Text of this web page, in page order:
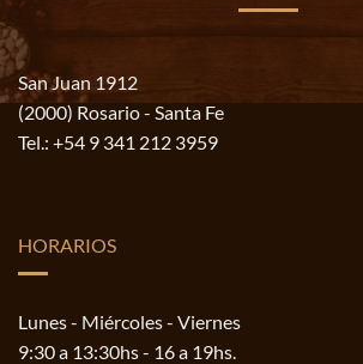
San Juan 1912
(2000) Rosario - Santa Fe
Tel.: +54 9 341 212 3959
HORARIOS
Lunes - Miércoles - Viernes
9:30 a 13:30hs - 16 a 19hs.